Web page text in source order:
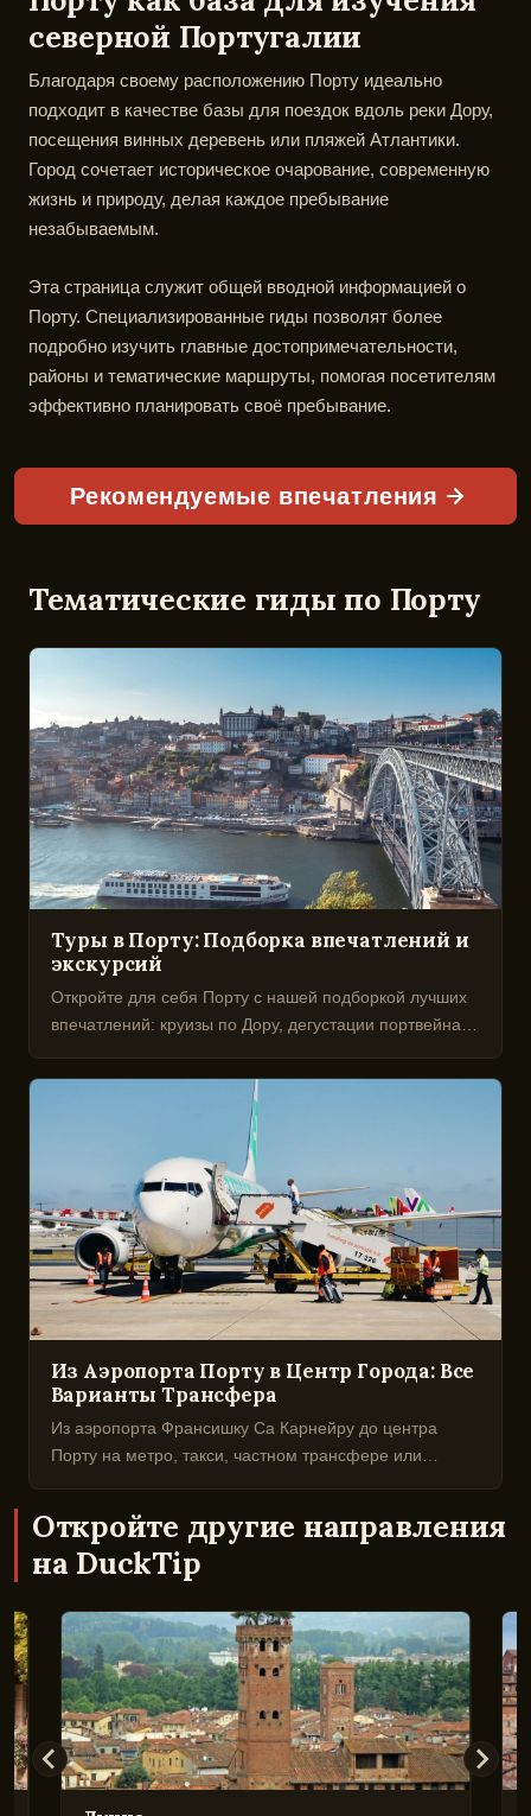
северной Португалии
Благодаря своему расположению Порту идеально
подходит в качестве базы для поездок вдоль реки Дору,
посещения винных деревень или пляжей Атлантики.
Город сочетает историческое очарование, современную
жизнь и природу, делая каждое пребывание
незабываемым.
Эта страница служит общей вводной информацией о
Порту. Специализированные гиды позволят более
подробно изучить главные достопримечательности,
районы и тематические маршруты, помогая посетителям
эффективно планировать своё пребывание.
Рекомендуемые впечатления
Тематические гиды по Порту
Туры в Порту: Подборка впечатлений и
экскурсий
Откройте для себя Порту с нашей подборкой лучших
впечатлений: круизы по Дору, дегустации портвейна,
мероприятия.
Из Аэропорта Порту в Центр Города: Все
Варианты Трансфера
Из аэропорта Франсишку Са Карнейру до центра
Порту на метро, такси, частном трансфере или
каждого типа путешественника.
Откройте другие направления
на DuckTip